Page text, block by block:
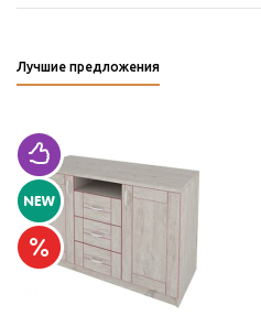
Лучшие предложения